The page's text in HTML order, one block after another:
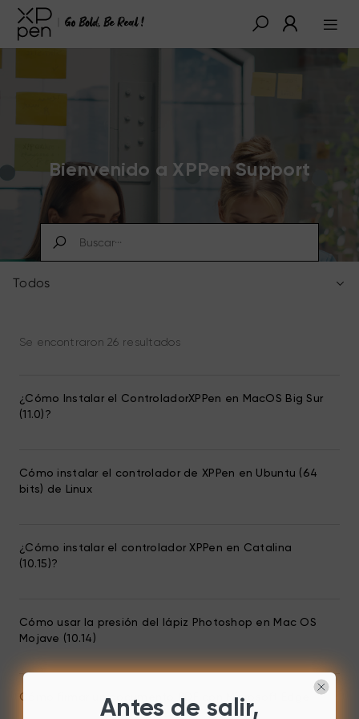
Bienvenido a XPPen Support
Todos
Se encontraron 26 resultados
¿Cómo Instalar el ControladorXPPen en MacOS Big Sur
(11.0)?
Cómo instalar el controlador de XPPen en Ubuntu (64
bits) de Linux
¿Cómo instalar el controlador XPPen en Catalina
(10.15)?
Cómo usar la presión del lápiz Photoshop en Mac OS
Mojave (10.14)
Cómo firmar un documento PDF con Microsoft Edge
Antes de salir,